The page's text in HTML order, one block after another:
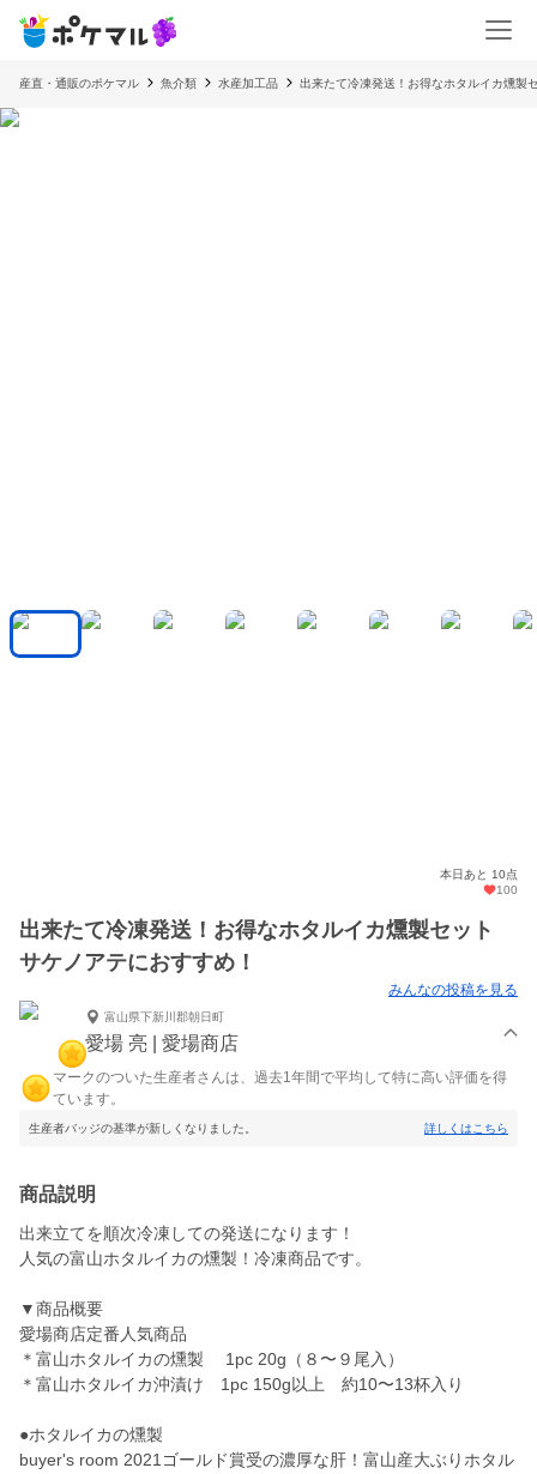
産直・通販のポケマル 魚介類 水産加工品 出来たて冷凍発送！お得なホタルイカ燻
本日あと 10点
100
出来たて冷凍発送！お得なホタルイカ燻製セット
サケノアテにおすすめ！
みんなの投稿を見る
富山県下新川郡朝日町
愛場 亮 | 愛場商店
マークのついた生産者さんは、過去1年間で平均して特に高い評価を得
ています。
生産者バッジの基準が新しくなりました。 詳しくはこちら
商品説明
出来立てを順次冷凍しての発送になります！
人気の富山ホタルイカの燻製！冷凍商品です。
▼商品概要
愛場商店定番人気商品
＊富山ホタルイカの燻製 1pc 20g（８〜９尾入）
＊富山ホタルイカ沖漬け 1pc 150g以上 約10〜13杯入り
●ホタルイカの燻製
buyer's room 2021ゴールド賞受の濃厚な肝！富山産大ぶりホタル